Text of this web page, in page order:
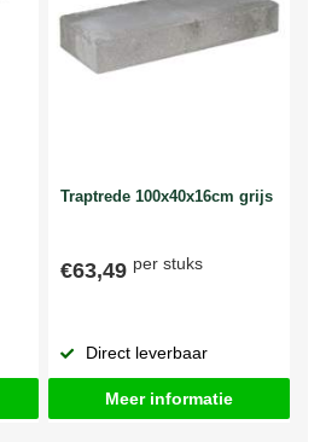
Traptrede 100x40x16cm grijs
€63,49 per stuks
Direct leverbaar
Meer informatie